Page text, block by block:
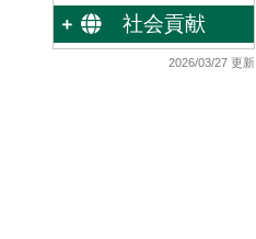
社会貢献
2026/03/27 更新